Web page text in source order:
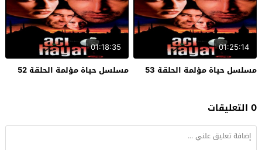
01:25:14
مسلسل حياة مؤلمة الحلقة 53
01:18:35
مسلسل حياة مؤلمة الحلقة 52
0 التعليقات